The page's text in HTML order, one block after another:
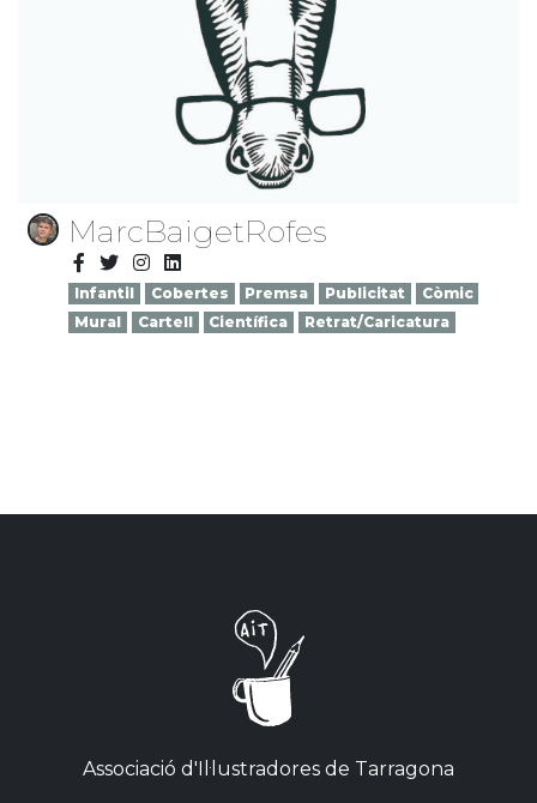
MarcBaigetRofes
Infantil Cobertes Premsa Publicitat
Còmic
Mural
Cartell Científica Retrat/Caricatura
Associació d'Il·lustradores de Tarragona